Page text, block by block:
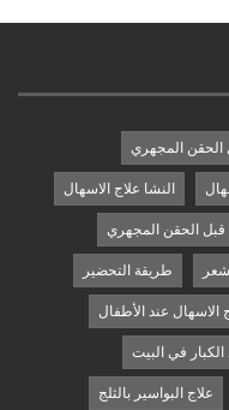
الحقن المجهري
النشا علاج الاسهال
قبل الحقن المجهري
طريقة التحضير
الاسهال عند الأطفال
في البيت
علاج البواسير بالثلج